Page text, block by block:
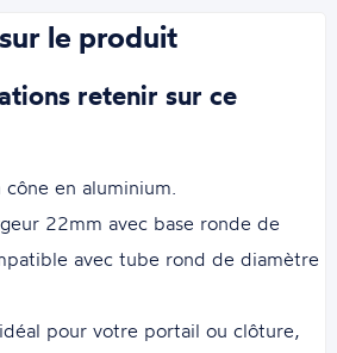
le produit
retenir sur ce
en aluminium.
22mm avec base ronde de
avec tube rond de diamètre
pour votre portail ou clôture,